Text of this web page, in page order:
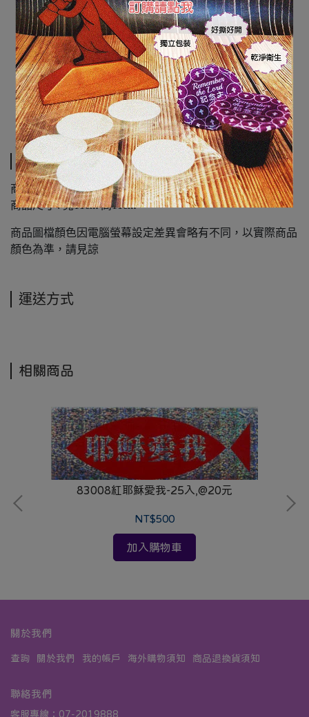
規格說明
商品類別 : 反光貼紙
商品尺寸 : 寬11cm 高11cm
商品圖檔顏色因電腦螢幕設定差異會略有不同，以實際商品
顏色為準，請見諒
運送方式
相關商品
83008紅耶穌愛我-25入,@20元
NT$500
加入購物車
關於我們
查詢 關於我們 我的帳戶 海外購物須知 商品退換貨須知
聯絡我們
客服專線：07-2019888